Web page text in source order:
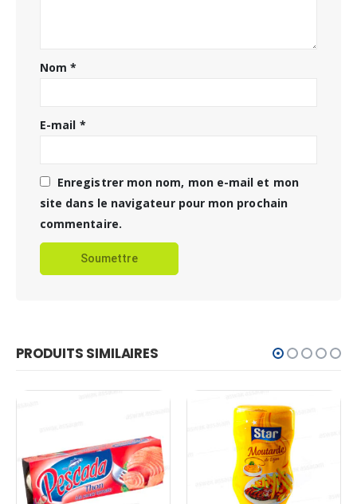
Nom*
E-mail *
Enregistrer mon nom, mon e-mail et mon
site dans le navigateur pour mon prochain
commentaire.
PRODUITS SIMILAIRES